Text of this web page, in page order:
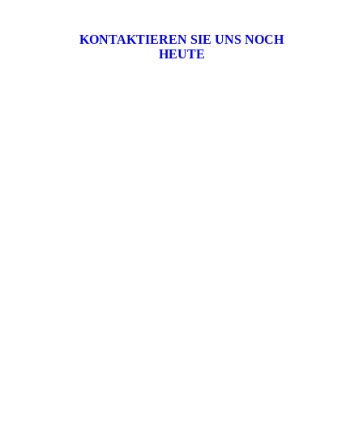
KONTAKTIEREN SIE UNS NOCH
HEUTE